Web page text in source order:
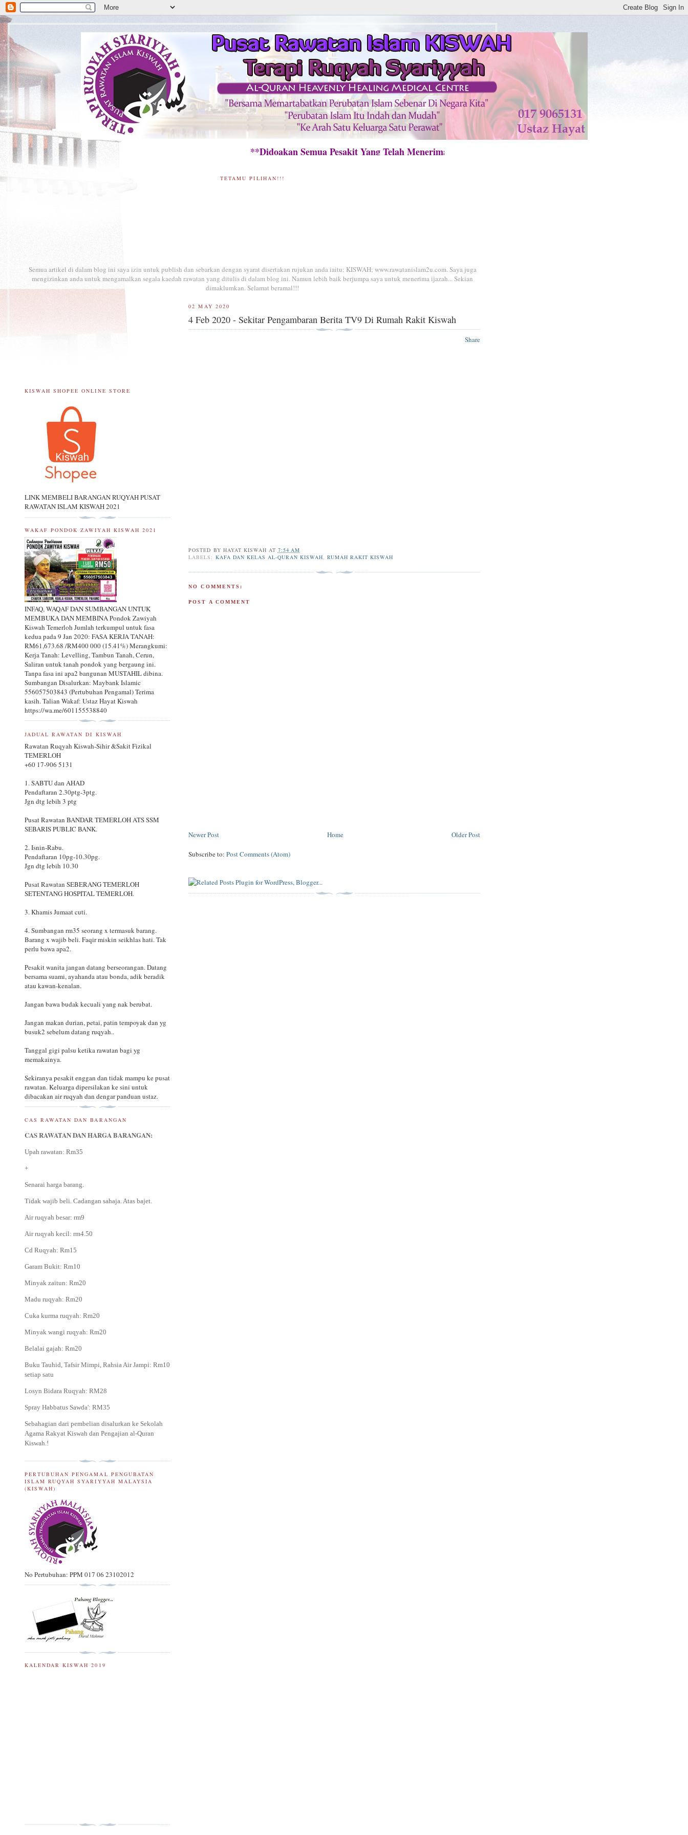
**Didoakan Semua Pesakit Yang Telah Menerima Rawatan di KISWAH DISEMBUHKAN ALLAH TAALA. AMIN**
TETAMU PILIHAN!!!
Semua artikel di dalam blog ini saya izin untuk publish dan sebarkan dengan syarat disertakan rujukan anda iaitu: KISWAH; www.rawatanislam2u.com. Saya juga
mengizinkan anda untuk mengamalkan segala kaedah rawatan yang ditulis di dalam blog ini. Namun lebih baik berjumpa saya untuk menerima ijazah... Sekian
dimaklumkan. Selamat beramal!!!
02 MAY 2020
4 Feb 2020 - Sekitar Pengambaran Berita TV9 Di Rumah Rakit Kiswah
Share
POSTED BY HAYAT KISWAH AT 7:54 AM
LABELS: KAFA DAN KELAS AL-QURAN KISWAH, RUMAH RAKIT KISWAH
NO COMMENTS:
POST A COMMENT
Newer Post Older Post
Home
Subscribe to:Post Comments (Atom)
KISWAH SHOPEE ONLINE STORE
LINK MEMBELI BARANGAN RUQYAH PUSAT
RAWATAN ISLAM KISWAH 2021
WAKAF PONDOK ZAWIYAH KISWAH 2021
INFAQ, WAQAF DAN SUMBANGAN UNTUK
MEMBUKA DAN MEMBINA Pondok Zawiyah
Kiswah Temerloh Jumlah terkumpul untuk fasa
kedua pada 9 Jan 2020: FASA KERJA TANAH:
RM61,673.68 /RM400 000 (15.41%) Merangkumi:
Kerja Tanah: Levelling, Tambun Tanah, Cerun,
Saliran untuk tanah pondok yang bergaung ini.
Tanpa fasa ini apa2 bangunan MUSTAHIL dibina.
Sumbangan Disalurkan: Maybank Islamic
556057503843 (Pertubuhan Pengamal) Terima
kasih. Talian Wakaf: Ustaz Hayat Kiswah
https://wa.me/601155538840
JADUAL RAWATAN DI KISWAH
Rawatan Ruqyah Kiswah-Sihir &Sakit Fizikal
TEMERLOH
+60 17-906 5131
1. SABTU dan AHAD
Pendaftaran 2.30ptg-3ptg.
Jgn dtg lebih 3 ptg
Pusat Rawatan BANDAR TEMERLOH ATS SSM
SEBARIS PUBLIC BANK.
2. Isnin-Rabu.
Pendaftaran 10pg-10.30pg.
Jgn dtg lebih 10.30
Pusat Rawatan SEBERANG TEMERLOH
SETENTANG HOSPITAL TEMERLOH.
3. Khamis Jumaat cuti.
4. Sumbangan rm35 seorang x termasuk barang.
Barang x wajib beli. Faqir miskin seikhlas hati. Tak
perlu bawa apa2.
Pesakit wanita jangan datang berseorangan. Datang
bersama suami, ayahanda atau bonda, adik beradik
atau kawan-kenalan.
Jangan bawa budak kecuali yang nak berubat.
Jangan makan durian, petai, patin tempoyak dan yg
busuk2 sebelum datang ruqyah..
Tanggal gigi palsu ketika rawatan bagi yg
memakainya.
Sekiranya pesakit enggan dan tidak mampu ke pusat
rawatan. Keluarga dipersilakan ke sini untuk
dibacakan air ruqyah dan dengar panduan ustaz.
CAS RAWATAN DAN BARANGAN
CAS RAWATAN DAN HARGA BARANGAN:
Upah rawatan: Rm35
+
Senarai harga barang.
Tidak wajib beli. Cadangan sahaja. Atas bajet.
Air ruqyah besar: rm9
Air ruqyah kecil: rm4.50
Cd Ruqyah: Rm15
Garam Bukit: Rm10
Minyak zaitun: Rm20
Madu ruqyah: Rm20
Cuka kurma ruqyah: Rm20
Minyak wangi ruqyah: Rm20
Belalai gajah: Rm20
Buku Tauhid, Tafsir Mimpi, Rahsia Air Jampi: Rm10
setiap satu
Losyn Bidara Ruqyah: RM28
Spray Habbatus Sawda': RM35
Sebahagian dari pembelian disalurkan ke Sekolah
Agama Rakyat Kiswah dan Pengajian al-Quran
Kiswah.!
PERTUBUHAN PENGAMAL PENGUBATAN
ISLAM RUQYAH SYARIYYAH MALAYSIA
(KISWAH)
No Pertubuhan: PPM 017 06 23102012
KALENDAR KISWAH 2019